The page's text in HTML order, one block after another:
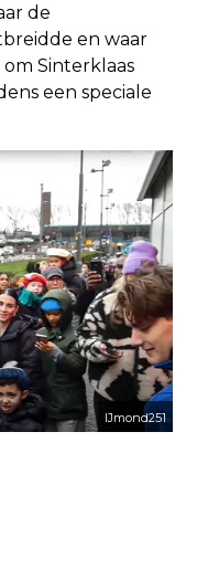
de
en waar
Sinterklaas
een speciale
IJmond251